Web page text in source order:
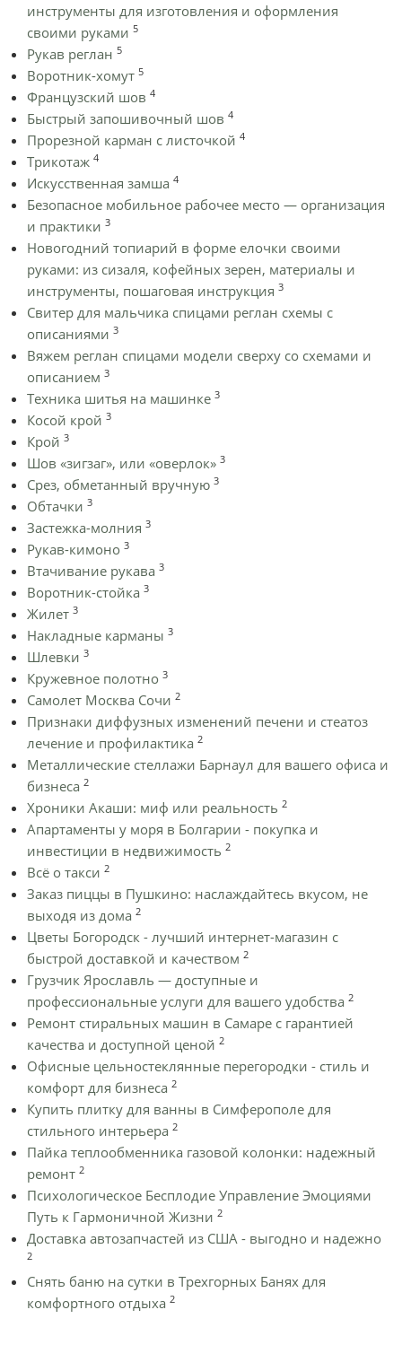
инструменты для изготовления и оформления
своими руками 5
Рукав реглан 5
Воротник-хомут 5
Французский шов 4
Быстрый запошивочный шов 4
Прорезной карман с листочкой 4
Трикотаж 4
Искусственная замша 4
Безопасное мобильное рабочее место — организация
и практики 3
Новогодний топиарий в форме елочки своими
руками: из сизаля, кофейных зерен, материалы и
инструменты, пошаговая инструкция 3
Cвитер для мальчика спицами реглан схемы с
описаниями 3
Вяжем реглан спицами модели сверху со схемами и
описанием 3
Техника шитья на машинке 3
Косой крой 3
Крой 3
Шов «зигзаг», или «оверлок» 3
Срез, обметанный вручную 3
Обтачки 3
Застежка-молния 3
Рукав-кимоно 3
Втачивание рукава 3
Воротник-стойка 3
Жилет 3
Накладные карманы 3
Шлевки 3
Кружевное полотно 3
Самолет Москва Сочи 2
Признаки диффузных изменений печени и стеатоз
лечение и профилактика 2
Металлические стеллажи Барнаул для вашего офиса и
бизнеса 2
Хроники Акаши: миф или реальность 2
Апартаменты у моря в Болгарии - покупка и
инвестиции в недвижимость 2
Всё о такси 2
Заказ пиццы в Пушкино: наслаждайтесь вкусом, не
выходя из дома 2
Цветы Богородск - лучший интернет-магазин с
быстрой доставкой и качеством 2
Грузчик Ярославль — доступные и
профессиональные услуги для вашего удобства 2
Ремонт стиральных машин в Самаре с гарантией
качества и доступной ценой 2
Офисные цельностеклянные перегородки - стиль и
комфорт для бизнеса 2
Купить плитку для ванны в Симферополе для
стильного интерьера 2
Пайка теплообменника газовой колонки: надежный
ремонт 2
Психологическое Бесплодие Управление Эмоциями
Путь к Гармоничной Жизни 2
Доставка автозапчастей из США - выгодно и надежно
2
Снять баню на сутки в Трехгорных Банях для
комфортного отдыха 2